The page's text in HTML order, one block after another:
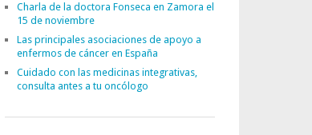
Charla de la doctora Fonseca en Zamora el
15 de noviembre
Las principales asociaciones de apoyo a
enfermos de cáncer en España
Cuidado con las medicinas integrativas,
consulta antes a tu oncólogo